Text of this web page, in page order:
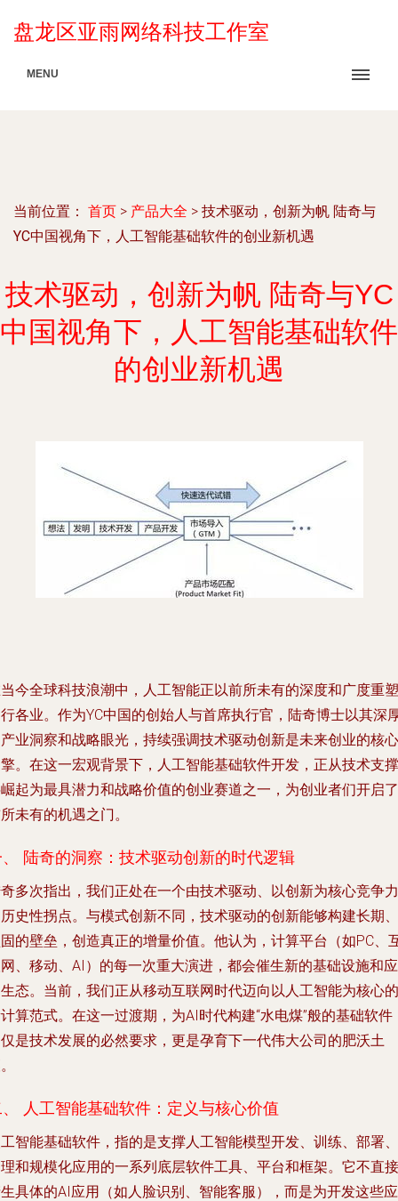
盘龙区亚雨网络科技工作室
MENU
当前位置： 首页 > 产品大全 > 技术驱动，创新为帆 陆奇与
YC中国视角下，人工智能基础软件的创业新机遇
技术驱动，创新为帆 陆奇与YC
中国视角下，人工智能基础软件
的创业新机遇
今全球科技浪潮中，人工智能正以前所未有的深度和广度重塑
各业。作为YC中国的创始人与首席执行官，陆奇博士以其深
业洞察和战略眼光，持续强调技术驱动创新是未来创业的核心
。在这一宏观背景下，人工智能基础软件开发，正从技术支撑
起为最具潜力和战略价值的创业赛道之一，为创业者们开启了
未有的机遇之门。
陆奇的洞察：技术驱动创新的时代逻辑
多次指出，我们正处在一个由技术驱动、以创新为核心竞争力
史性拐点。与模式创新不同，技术驱动的创新能够构建长期、
的壁垒，创造真正的增量价值。他认为，计算平台（如PC、
、移动、AI）的每一次重大演进，都会催生新的基础设施和应
态。当前，我们正从移动互联网时代迈向以人工智能为核心的
算范式。在这一过渡期，为AI时代构建“水电煤”般的基础软件
是技术发展的必然要求，更是孕育下一代伟大公司的肥沃土
人工智能基础软件：定义与核心价值
智能基础软件，指的是支撑人工智能模型开发、训练、部署、
和规模化应用的一系列底层软件工具、平台和框架。它不直接
具体的AI应用（如人脸识别、智能客服），而是为开发这些应